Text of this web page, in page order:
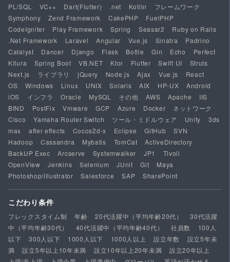
PL/SQL
VC++ Dart(Flutter) .net Kotlin
フレームワーク
Symphony
Zend Framework CakePHP
FuelPHP
CodeIgniter
Play Framework Spring Seasar2
Ruby on Rails
.Net Framework
Laravel Angular Vue.js Sinatra
Padrino
Catalyst
Dancer Django Flask Bottle Gin Echo
Perfect
Kitura
Spring Boot VB.NET Ktor Flutter Swift UI
Struts
Next.js
ライブラリ jQuery Node.js Ajax Vue.js
React
OS
Windows Linux UNIX Solaris AIX HP-UX
Android
iOS
インフラ Oracle MySQL その他 AWS Apache
IIS
BIND
PostFix Vmware GCP Azure Docker
ネットワーク
Cisco
Yamaha Router Switch ツール・ミドルウェア Unity
3ds
max
after effects Cocos2d-x Eclipse GitHub
SVN
Hadoop
Cassandra Mybatis TomCat
ActiveDirectory
BackUP Exec
Arcserve Systemwalker JP1
Tivoli
OpenView
Jenkins Selenium JUnit Git
Maya
Photoshop/illustrator
Salesforce SAP SharePoint
こだわり条件
フレックスタイム制 年齢 20代活躍中（平均年齢20代）
30代活躍
中（平均年齢30代）
40代活躍中（平均年齢40代） 社員数
100人
以下
300人以下 1000人以下 1000人以上 設立年数
設立5年未
満
設立5年以上10年未満 設立10年以上20年未満
設立20年以上